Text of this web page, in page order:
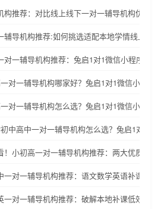
推荐：对比线上线下一对一辅导机构优劣
辅导机构推荐:如何挑选适配本地学情线上补
对一辅导机构推荐：兔启1对1微信小程序深
对一辅导机构哪家好？兔启1对1微信小程
对一辅导机构怎么选？兔启1对1微信小程
中高中一对一辅导机构怎么选？兔启1对1
！小初高一对一辅导机构推荐：两大优质小
一对一辅导机构推荐：语文数学英语补课机
一对一辅导机构推荐：破解本地补课低效、